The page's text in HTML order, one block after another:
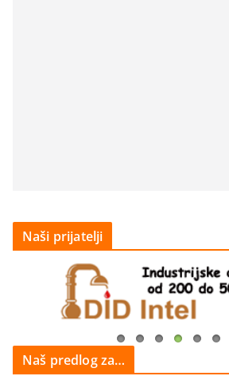
Naši prijatelji
Naš predlog za…